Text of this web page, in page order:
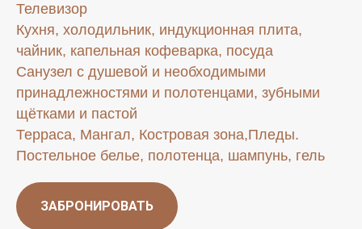
Телевизор
Кухня, холодильник, индукционная плита,
чайник, капельная кофеварка, посуда
Санузел с душевой и необходимыми
принадлежностями и полотенцами, зубными
щётками и пастой
Терраса, Мангал, Костровая зона,Пледы.
Постельное белье, полотенца, шампунь, гель
ЗАБРОНИРОВАТЬ